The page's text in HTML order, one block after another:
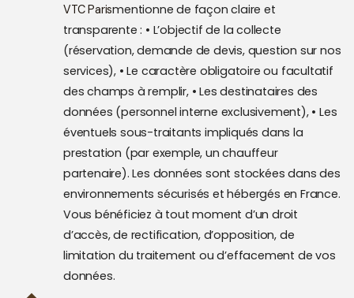
VTC Parismentionne de façon claire et
transparente : • L’objectif de la collecte
(réservation, demande de devis, question sur nos
services), • Le caractère obligatoire ou facultatif
des champs à remplir, • Les destinataires des
données (personnel interne exclusivement), • Les
éventuels sous-traitants impliqués dans la
prestation (par exemple, un chauffeur
partenaire).Les données sont stockées dans des
environnements sécurisés et hébergés en France.
Vous bénéficiez à tout moment d’un droit
d’accès, de rectification, d’opposition, de
limitation du traitement ou d’effacement de vos
données.